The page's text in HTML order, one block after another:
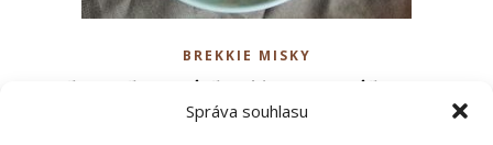
Správa souhlasu
BREKKIE MISKY
Pohanková kaše s mákem a